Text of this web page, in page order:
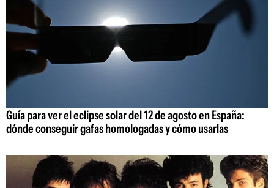
Guía para ver el eclipse solar del 12 de agosto en España:
dónde conseguir gafas homologadas y cómo usarlas